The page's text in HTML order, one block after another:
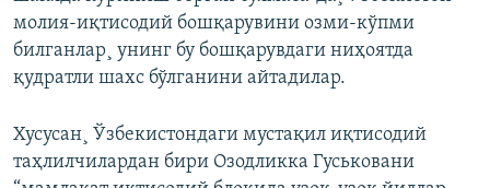
молия-иқтисодий бошқарувини озми-кўпми
билганлар¸ унинг бу бошқарувдаги ниҳоятда
қудратли шахс бўлганини айтадилар.
Хусусан¸ Ўзбекистондаги мустақил иқтисодий
таҳлилчилардан бири Озодликка Гуськовани